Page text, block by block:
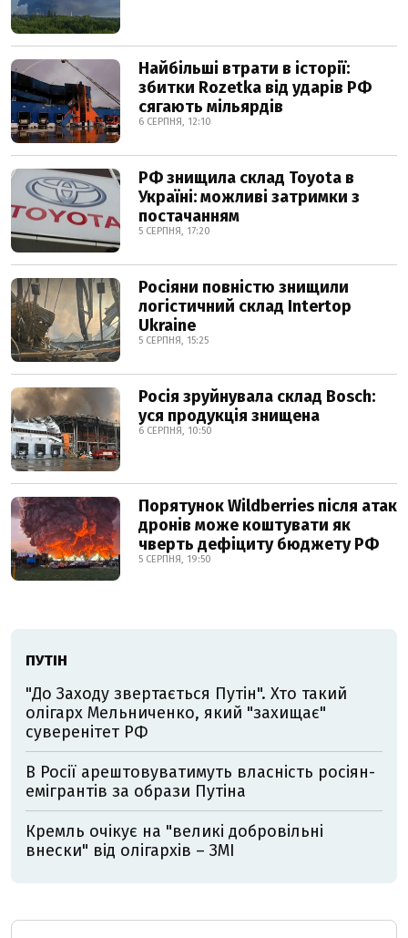
Найбільші втрати в історії:
збитки Rozetka від ударів РФ
сягають мільярдів
6 СЕРПНЯ, 12:10
РФ знищила склад Toyota в
Україні: можливі затримки з
постачанням
5 СЕРПНЯ, 17:20
Росіяни повністю знищили
логістичний склад Intertop
Ukraine
5 СЕРПНЯ, 15:25
Росія зруйнувала склад Bosch:
уся продукція знищена
6 СЕРПНЯ, 10:50
Порятунок Wildberries після атак
дронів може коштувати як
чверть дефіциту бюджету РФ
5 СЕРПНЯ, 19:50
ПУТІН
"До Заходу звертається Путін". Хто такий
олігарх Мельниченко, який "захищає"
суверенітет РФ
В Росії арештовуватимуть власність росіян-
емігрантів за образи Путіна
Кремль очікує на "великі добровільні
внески" від олігархів – ЗМІ